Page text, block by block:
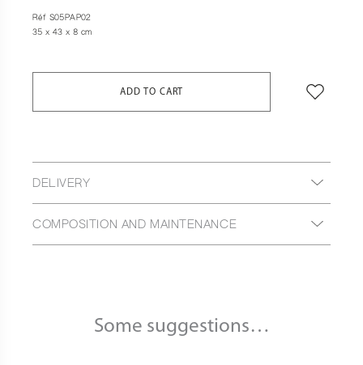
Réf S05PAP02
35 x 43 x 8 cm
ADD TO CART
DELIVERY
COMPOSITION AND MAINTENANCE
Some suggestions…